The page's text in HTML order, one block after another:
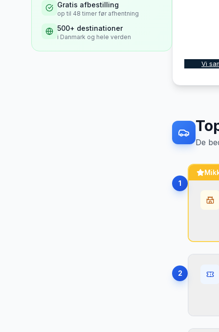
Gratis afbestilling
op til 48 timer før afhentning
500+ destinationer
i Danmark og hele verden
Vi
De
1
•
2